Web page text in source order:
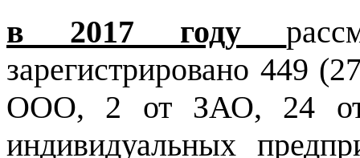
в 2017 году
зарегистрировано 449
ООО, 2 от ЗАО, 24
индивидуальных